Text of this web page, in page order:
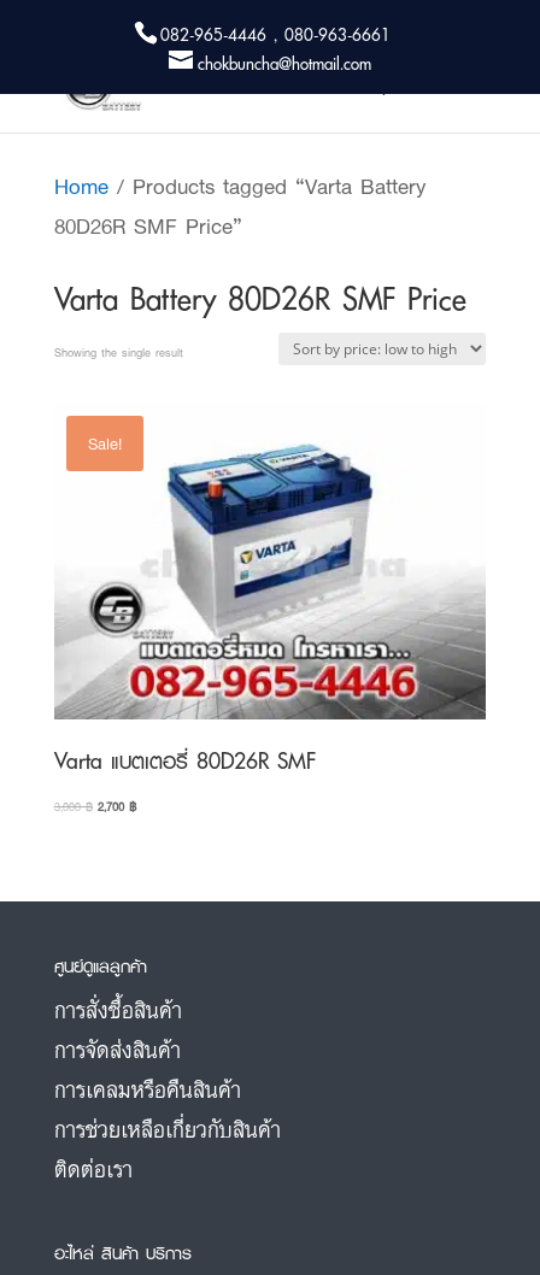
082-965-4446 , 080-963-6661
chokbuncha@hotmail.com
Home/ Products tagged “Varta Battery
80D26R SMF Price”
Varta Battery 80D26R SMF Price
Showing the single result
Sale!
Varta แบตเตอรี่ 80D26R SMF
3,000฿ Original
2,700฿Current
ศูนย์ดูแลลูกค้า
การสั่งซื้อสินค้า
การจัดส่งสินค้า
การเคลมหรือคืนสินค้า
การช่วยเหลือเกี่ยวกับสินค้า
ติดต่อเรา
อะไหล่ สินค้า บริการ